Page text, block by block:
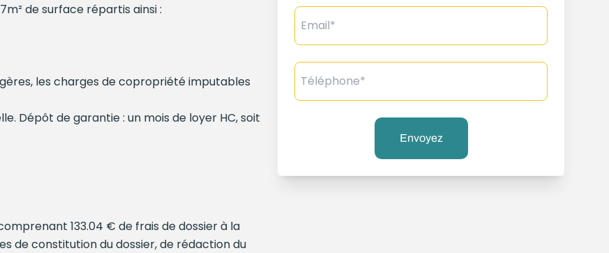
de surface répartis ainsi :
les charges de copropriété imputables
Dépôt de garantie : un mois de loyer HC, soit
133.04 € de frais de dossier à la
de constitution du dossier, de rédaction du
Email*
Téléphone*
Envoyez